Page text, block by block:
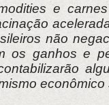
e
não
os ganhos e
econômico